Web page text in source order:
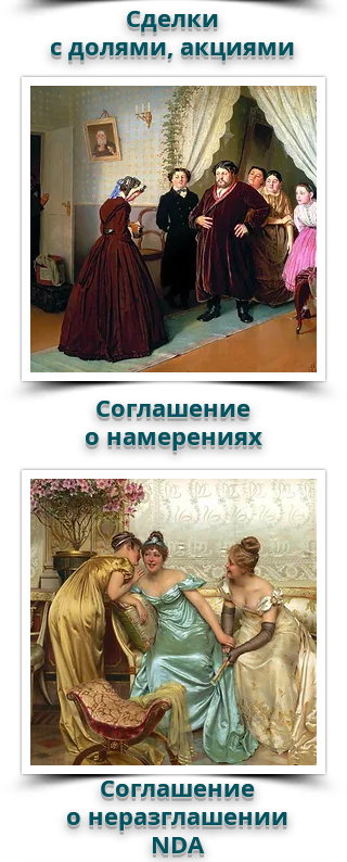
Сделки
с долями, акциями
Соглашение
о намерениях
Соглашение
о неразглашении
NDA